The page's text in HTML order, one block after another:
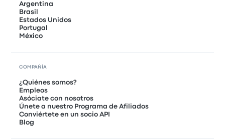
Argentina
Brasil
Estados Unidos
Portugal
México
COMPAÑÍA
¿Quiénes somos?
Empleos
Asóciate con nosotros
Únete a nuestro Programa de Afiliados
Conviértete en un socio API
Blog